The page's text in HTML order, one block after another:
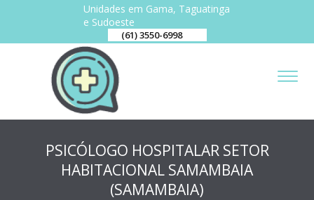
Unidades em Gama, Taguatinga
e Sudoeste
(61) 3550-6998
PSICÓLOGO HOSPITALAR SETOR
HABITACIONAL SAMAMBAIA
(SAMAMBAIA)